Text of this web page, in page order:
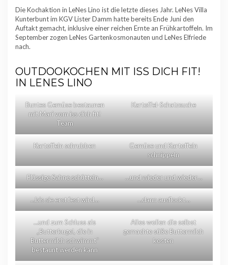
Die Kochaktion in LeNes Lino ist die letzte dieses Jahr. LeNes Villa
Kunterbunt im KGV Lister Damm hatte bereits Ende Juni den
Auftakt gemacht, inklusive einer reichen Ernte an Frühkartoffeln. Im
September zogen LeNes Gartenkosmonauten und LeNes Elfriede
nach.
OUTDOOKOCHEN MIT ISS DICH FIT!
IN LENES LINO
Buntes Gemüse bestaunen
mit Mari vom iss dich fit!
Team
Kartoffel-Schatzsuche
Kartoffeln schrubben
Gemüse und Kartoffeln
schnippeln
Flüssige Sahne schütteln… …und wieder und wieder…
…bis sie erst fest wird… …dann ausflockt…
…und zum Schluss als
„Butterkugel, die in
Buttermilch schwimmt“
bestaunt werden kann
Alles wollen die selbst
gemachte süße Buttermilch
kosten